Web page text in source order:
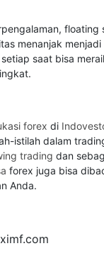
floating
menanjak
saat bisa
forex di
istilah dalam
trading dan
forex juga bisa
Anda.